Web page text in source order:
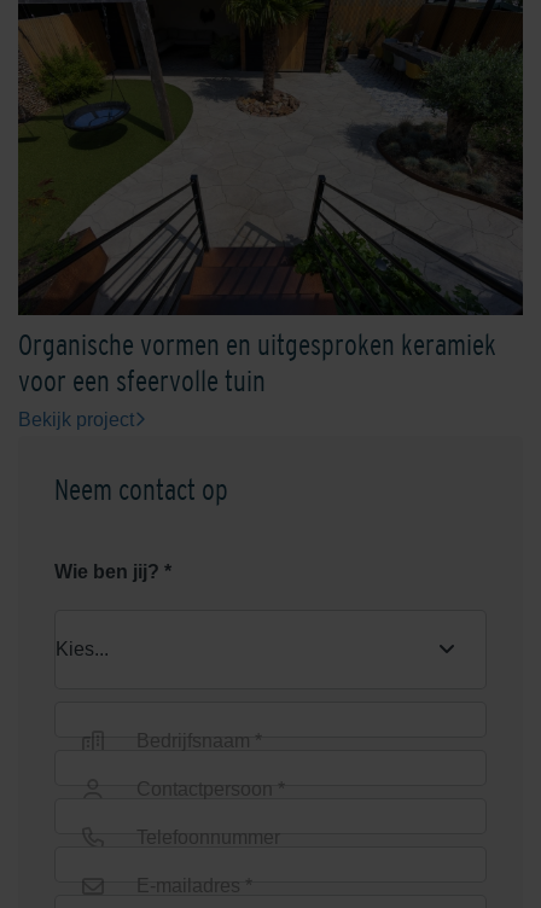
Organische vormen en uitgesproken keramiek
voor een sfeervolle tuin
Bekijk project
Neem contact op
Wie ben jij? *
Bedrijfsnaam *
Contactpersoon *
Telefoonnummer
E-mailadres *